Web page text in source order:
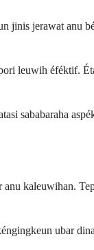
jinis jerawat anu
leuwih éféktif.
sababaraha
anu kaleuwihan.
ubar